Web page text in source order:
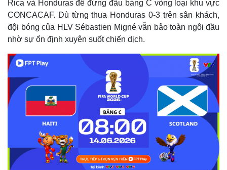
Rica và Honduras để đứng đầu bảng C vòng loại khu vực
CONCACAF. Dù từng thua Honduras 0-3 trên sân khách,
đội bóng của HLV Sébastien Migné vẫn bảo toàn ngôi đầu
nhờ sự ổn định xuyên suốt chiến dịch.